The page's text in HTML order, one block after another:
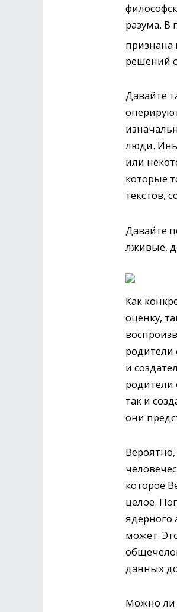
разума. В
признана
решений
Давайте
люди.
или
которые
текстов,
Давайте
лживые,
Как
оценку,
родители
и
родители
так и
они
которое
целое.
ядерного
может.
данных
Можно ли